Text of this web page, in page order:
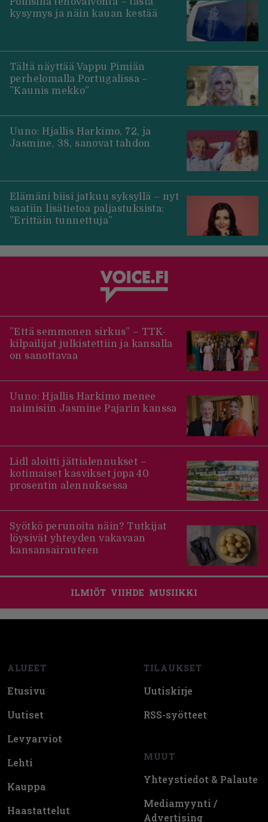
kysymys ja näin kauan kestää
Tältä näyttää Vappu Pimiän
perhelomalla Portugalissa –
”Kaunis mekko”
Uuno: Hjallis Harkimo, 72, ja
Jasmine, 38, sanovat tahdon
Elämäni biisi jatkuu syksyllä – nyt
saatiin lisätietoa paljastuksista:
”Erittäin tunnettuja”
”Että semmonen sirkus” – TTK-
kilpailijat julkistettiin ja kansalla
on sanottavaa
Uuno: Hjallis Harkimo menee
naimisiin Jasmine Pajarin kanssa
Lidl aloitti jättialennukset –
kotimaiset kasvikset jopa 40
prosentin alennuksessa
Syötkö perunoita näin? Tutkijat
löysivät yhteyden vakavaan
kansansairauteen
ILMIÖT VIIHDE MUSIIKKI
ALUEET
Etusivu
Uutiset
Levyarviot
Lehti
Kauppa
Haastattelut
TILAUKSET
Uutiskirje
RSS-syötteet
MUUT
Yhteystiedot & Palaute
Mediamyynti /
Advertising